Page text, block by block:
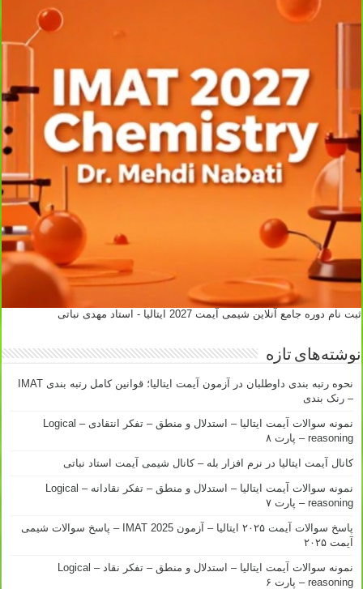
ثبت نام دوره جامع آنلاین شیمی آیمت 2027 ایتالیا - استاد مهدی نباتی
نوشته‌های تازه
نحوه رتبه بندی داوطلبان در آزمون آیمت ایتالیا؛ قوانین کامل رتبه بندی IMAT
– رنک بندی
نمونه سوالات آیمت ایتالیا – استدلال و منطق – تفکر انتقادی – Logical
reasoning – پارت ۸
کانال آیمت ایتالیا در نرم افزار بله – کانال شیمی آیمت استاد نباتی
نمونه سوالات آیمت ایتالیا – استدلال و منطق – تفکر نقادانه – Logical
reasoning – پارت ۷
پاسخ سوالات آیمت ۲۰۲۵ ایتالیا – آزمون IMAT 2025 – پاسخ سوالات شیمی
آیمت ۲۰۲۵
نمونه سوالات آیمت ایتالیا – استدلال و منطق – تفکر نقاد – Logical
reasoning – پارت ۶